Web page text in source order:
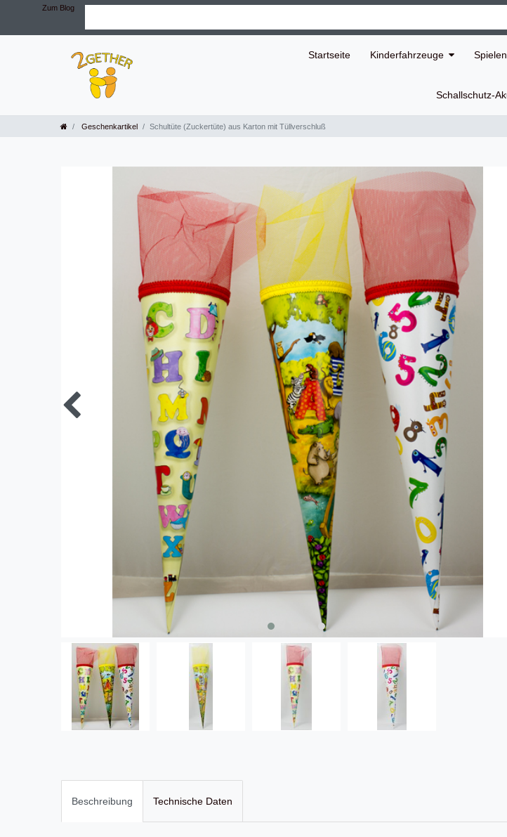
Zum Blog
Startseite Kinderfahrzeuge
Schallschutz-
Geschenkartikel Schultüte (Zuckertüte) aus Karton mit Tüllverschluß
Beschreibung Technische Daten